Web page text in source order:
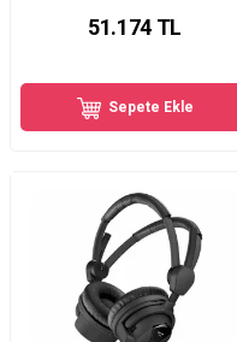
51.174TL
Sepete Ekle